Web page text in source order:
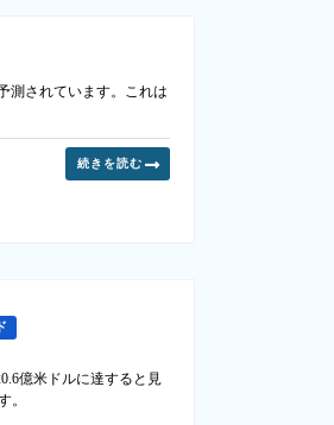
測されています。これは
続きを読む
億米ドルに達すると見
。